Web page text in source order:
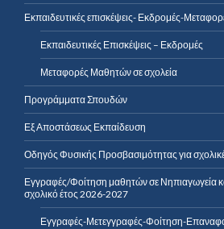
Εκπαιδευτικές επισκέψεις- Εκδρομές-
Εκπαιδευτικές Επισκέψεις – Εκδρομές
Μεταφορές Μαθητών σε σχολεία
Προγράμματα Σπουδών
Εξ Αποστάσεως Εκπαίδευση
Οδηγός Φυσικής Προσβασιμότητας για
Εγγραφές/Φοίτηση μαθητών σε Νηπιαγωγεία
σχολικό έτος 2026-2027
Εγγραφές-Μετεγγραφές-Φοίτηση-